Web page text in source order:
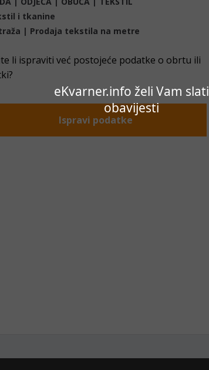
eKvarner.info želi Vam slati
obavijesti
i tkanine
| Prodaja tekstila na metre
li ispraviti već postojeće podatke o obrtu ili
Ispravi podatke